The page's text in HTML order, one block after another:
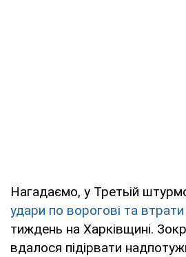
Нагадаємо, у Третьій
удари по ворогові та втрати
тиждень на Харківщині.
вдалося підірвати